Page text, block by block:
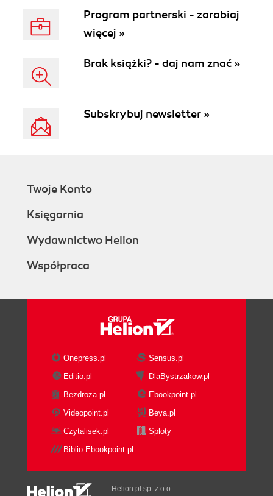
Program partnerski - zarabiaj
więcej »
Brak książki? - daj nam znać »
Subskrybuj newsletter »
Twoje Konto
Księgarnia
Wydawnictwo Helion
Współpraca
Onepress.pl
Sensus.pl
Editio.pl
DlaBystrzakow.pl
Bezdroza.pl
Ebookpoint.pl
Videopoint.pl
Beya.pl
Czytalisek.pl
Sploty
Biblio.Ebookpoint.pl
Helion.pl sp. z o.o.